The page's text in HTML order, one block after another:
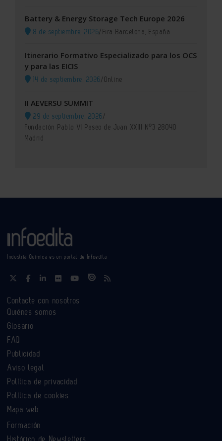
Battery & Energy Storage Tech Europe 2026
8 de septiembre, 2026/Fira Barcelona, España
Itinerario Formativo Especializado para los OCS
y para las EICIS
14 de septiembre, 2026/Online
II AEVERSU SUMMIT
29 de septiembre, 2026/
Fundación Pablo VI Paseo de Juan XXIII Nº3 28040
Madrid
Industria Química es un portal de Infoedita
Contacte con nosotros
Quiénes somos
Glosario
FAQ
Publicidad
Aviso legal
Política de privacidad
Política de cookies
Mapa web
Formación
Histórico de Newsletters